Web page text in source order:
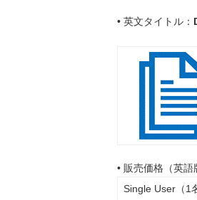
• 英文タイトル：
• 販売価格（英語
Single User（1